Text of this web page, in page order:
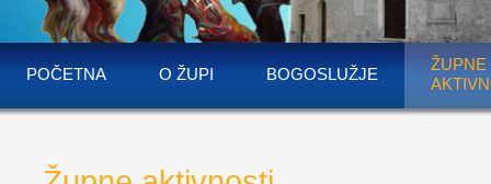
POČETNA O ŽUPI BOGOSLUŽJE
ŽUPNE